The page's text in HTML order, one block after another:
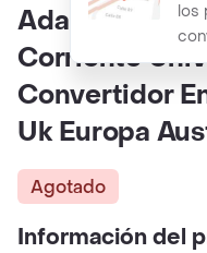
los
Adaptador
Corriente
Convertidor
Uk Europa
Agotado
Información del